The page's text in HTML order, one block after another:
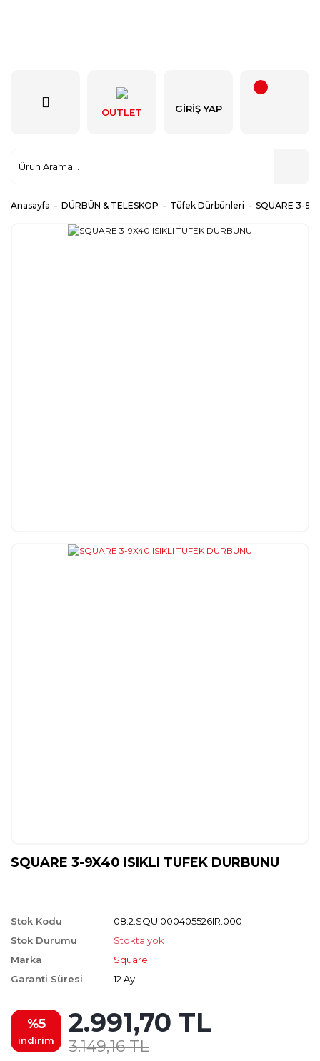
OUTLET GIRIŞ YAP
Anasayfa DÜRBÜN & TELESKOP Tüfek Dürbünleri SQUARE 3-
SQUARE 3-9X40 ISIKLI TUFEK DURBUNU
Stok Kodu
08.2.SQU.000405526IR.000
Stok Durumu
Stokta yok
Marka
Square
Garanti Süresi
12 Ay
%5
indirim
2.991,70 TL
3.149,16 TL